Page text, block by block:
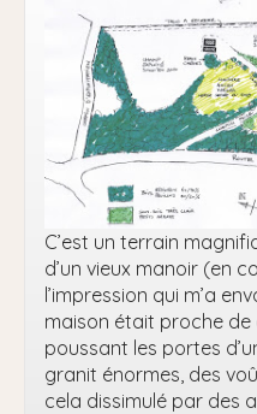
C’est un terrain
d’un vieux manoir (en
l’impression qui m’a
maison était proche de
poussant les portes
granit énormes, des
cela dissimulé par des